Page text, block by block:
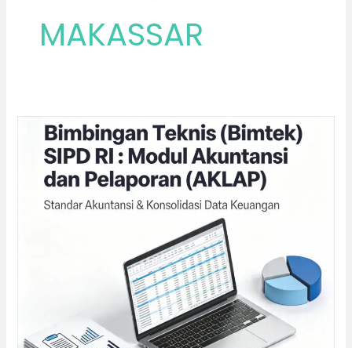
MAKASSAR
Bimtek
Implementasi
Modul